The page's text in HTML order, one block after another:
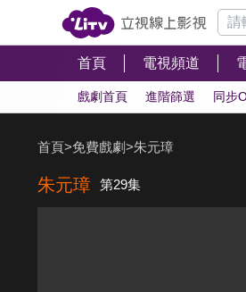
首頁 電視頻道
戲劇首頁 進階篩選 同步
首頁>免費戲劇>朱元璋
朱元璋 第29集